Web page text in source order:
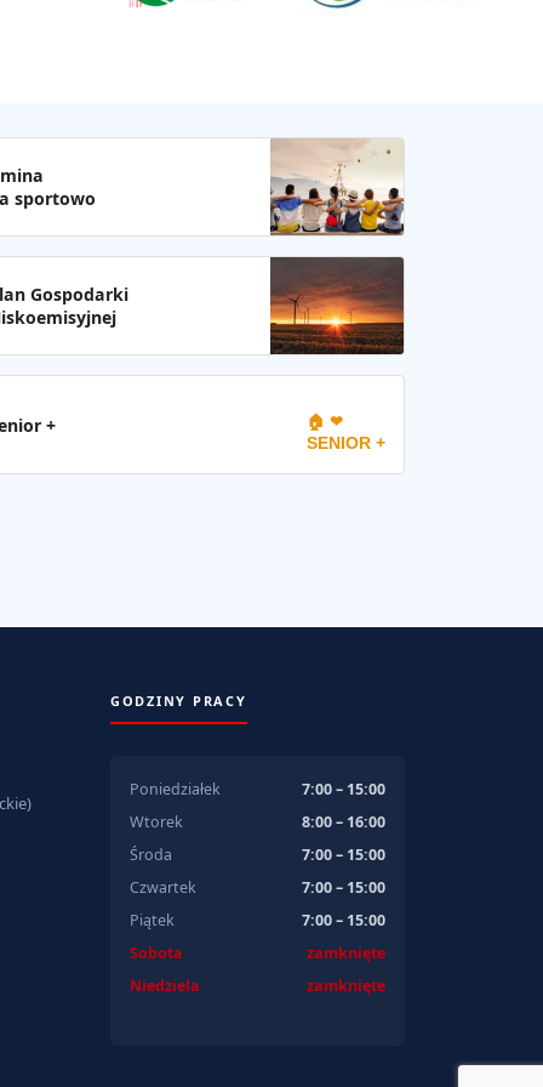
sportowo
Gospodarki
+ 🏠 ❤
SENIOR +
GODZINY PRACY
Poniedziałek
7:00 – 15:00
Wtorek
8:00 – 16:00
Środa
7:00 – 15:00
Czwartek
7:00 – 15:00
Piątek
7:00 – 15:00
Sobota
zamknięte
Niedziela
zamknięte